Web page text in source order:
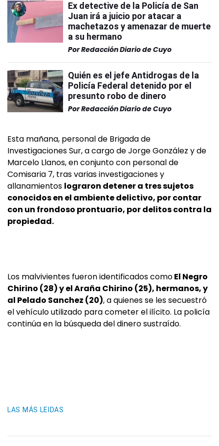
Ex detective de la Policía de San
Juan irá a juicio por atacar a
machetazos y amenazar de muerte
a su hermano
PorRedacción Diario de Cuyo
Quién es el jefe Antidrogas de la
Policía Federal detenido por el
presunto robo de dinero
PorRedacción Diario de Cuyo
Esta mañana, personal de Brigada de
Investigaciones Sur, a cargo de Jorge González y de
Marcelo Llanos, en conjunto con personal de
Comisaria 7, tras varias investigaciones y
allanamientos lograron detener a tres sujetos
conocidos en el ambiente delictivo, por contar
con un frondoso prontuario, por delitos contra la
propiedad.
Los malvivientes fueron identificados comoEl Negro
Chirino (28) y el Araña Chirino (25), hermanos, y
al Pelado Sanchez (20), a quienes se les secuestró
el vehículo utilizado para cometer el ilícito. La policía
continúa en la búsqueda del dinero sustraído.
LAS MÁS LEIDAS